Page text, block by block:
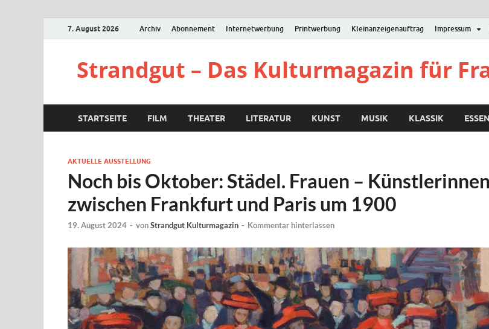
7. August 2026 Archiv Abonnement Internetwerbung Printwerbung Kleinanzeigenauftrag Impressum
Strandgut – Das Kulturmagazin für
STARTSEITE FILM THEATER LITERATUR KUNST MUSIK KLASSIK
AKTUELLE AUSSTELLUNG
Noch bis Oktober: Städel. Frauen – Künstlerinnen
zwischen Frankfurt und Paris um 1900
19. August 2024 - vonStrandgut Kulturmagazin - Kommentar hinterlassen